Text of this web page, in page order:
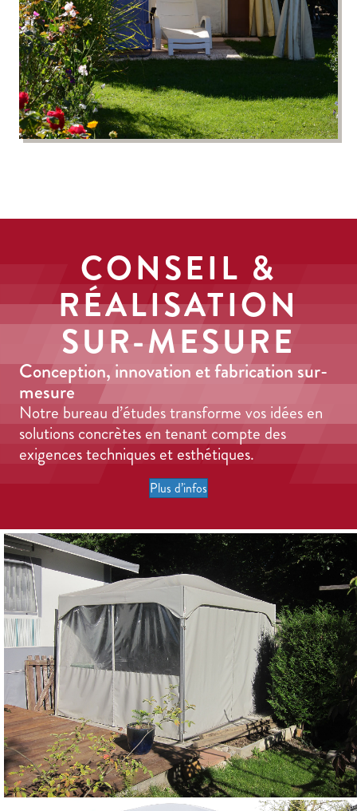
CONSEIL &
RÉALISATION
SUR-MESURE
Conception, innovation et fabrication sur-
mesure
Notre bureau d’études transforme vos idées en
solutions concrètes en tenant compte des
exigences techniques et esthétiques.
Plus d’infos